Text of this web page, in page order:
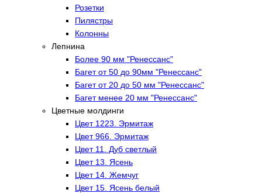
Розетки
Пилястры
Колонны
Лепнина
Более 90 мм "Ренессанс"
Багет от 50 до 90мм "Ренессанс"
Багет от 20 до 50 мм "Ренессанс"
Багет менее 20 мм "Ренессанс"
Цветные молдинги
Цвет 1223. Эрмитаж
Цвет 966. Эрмитаж
Цвет 11. Дуб светлый
Цвет 13. Ясень
Цвет 14. Жемчуг
Цвет 15. Ясень белый